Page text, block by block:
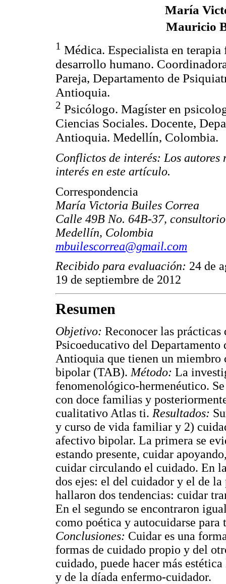
María
Mauricio
1 Médica. Especialista en
desarrollo humano.
Pareja, Departamento de
Antioquia.
2 Psicólogo. Magíster en
Ciencias Sociales. Docente,
Antioquia. Medellín, Colombia.
Conflictos de interés: Los
interés en este artículo.
Correspondencia
María Victoria Builes Correa
Calle 49B No. 64B-37,
Medellín, Colombia
mbuilescorrea@gmail.com
Recibido para evaluación: 24 de
19 de septiembre de 2012
Resumen
Objetivo: Reconocer las
Psicoeducativo del
Antioquia que tienen un
bipolar (TAB). Método: La
fenomenológico-hermenéutico.
con doce familias y
cualitativo Atlas ti. Resultados:
y curso de vida familiar y 2)
afectivo bipolar. La primera se
estando presente, cuidar
cuidar circulando el cuidado. En
dos ejes: el del cuidador y el de
hallaron dos tendencias: cuidar
En el segundo se encontraron
como poética y autocuidarse para
Conclusiones: Cuidar es una
formas de cuidado propio y del
cuidado, puede hacer más
y de la díada enfermo-cuidador.